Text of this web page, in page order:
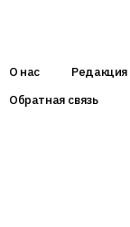
О нас Редакция
Обратная связь